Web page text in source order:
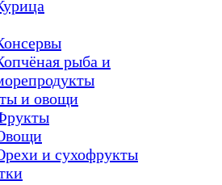
рыба и
и овощи
и сухофрукты